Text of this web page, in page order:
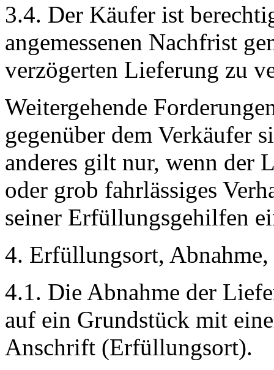
3.4. Der Käufer ist
angemessenen Nachfrist
verzögerten Lieferung zu
Weitergehende
gegenüber dem Verkäufer
anderes gilt nur, wenn der
oder grob fahrlässiges
seiner Erfüllungsgehilfen
4. Erfüllungsort, Abnahme,
4.1. Die Abnahme der
auf ein Grundstück mit
Anschrift (Erfüllungsort).